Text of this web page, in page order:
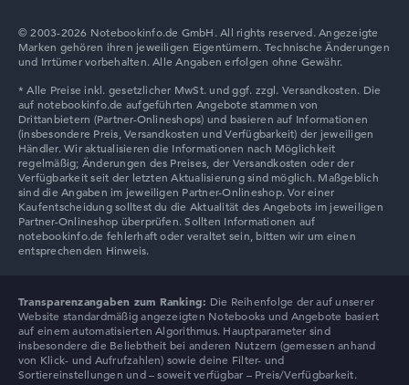
Auflösung
Entspiegeltes 14 Zoll IPS-Display mit solider Auflösung
von maximal 1920 x 1080 und 60 Hz
Wie wir testen und bewerten
Wir helfen dir, technische Daten von Notebooks leichter
basierend auf über 23 Jahren Erfahrung in der Notebook-
Kaufberatung.
Die Gesamtnotesetzt sich aus drei Teilbewertungen
zusammen:
© 2003-2026 Notebookinfo.de GmbH. All rights reserved. Angezeigte
Marken gehören ihren jeweiligen Eigentümern. Technische Änderungen
und Irrtümer vorbehalten. Alle Angaben erfolgen ohne Gewähr.
Transparenzangaben zum Ranking: Die Reihenfolge der auf unserer
Website standardmäßig angezeigten Notebooks und Angebote basiert
auf einem automatisierten Algorithmus. Hauptparameter sind
insbesondere die Beliebtheit bei anderen Nutzern (gemessen anhand
von Klick- und Aufrufzahlen) sowie deine Filter- und
Sortiereinstellungen und – soweit verfügbar – Preis/Verfügbarkeit.